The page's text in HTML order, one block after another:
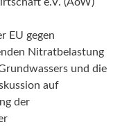
EU gegen
Nitratbelastung
und die
auf
der